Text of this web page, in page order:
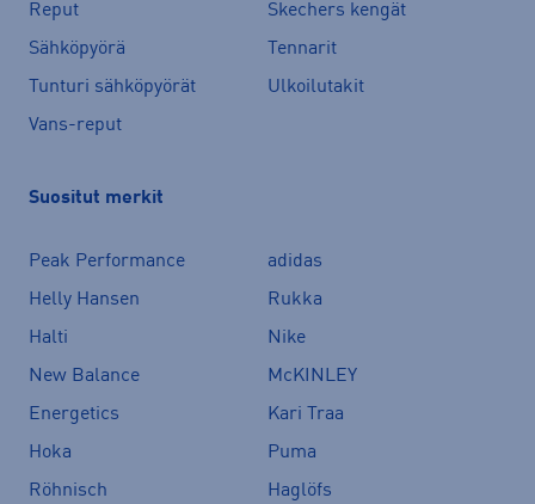
Reput
Skechers kengät
Sähköpyörä
Tennarit
Tunturi sähköpyörät
Ulkoilutakit
Vans-reput
Suositut merkit
Peak Performance
adidas
Helly Hansen
Rukka
Halti
Nike
New Balance
McKINLEY
Energetics
Kari Traa
Hoka
Puma
Röhnisch
Haglöfs